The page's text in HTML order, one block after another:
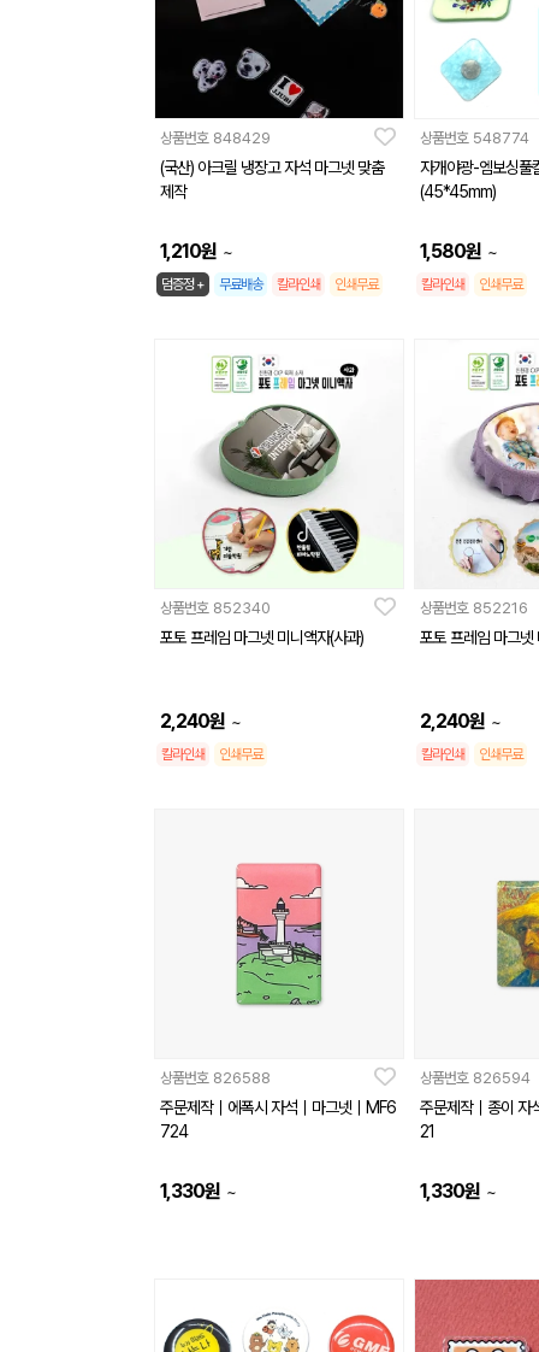
상품번호 848429
(국산) 아크릴 냉장고 자석 마그넷 맞춤
제작
1,210원 ~
덤증정 + 무료배송 칼라인쇄 인쇄무료
상품번호 548774
자개야광-엠보싱풀
(45*45mm)
1,580원 ~
칼라인쇄 인쇄무료
상품번호 852340
포토 프레임 마그넷 미니액자(사과)
2,240원 ~
칼라인쇄 인쇄무료
상품번호 852216
포토 프레임 마그넷
2,240원 ~
칼라인쇄 인쇄무료
상품번호 826588
주문제작｜에폭시 자석｜마그넷｜MF6
724
1,330원 ~
상품번호 826594
주문제작｜종이
21
1,330원 ~